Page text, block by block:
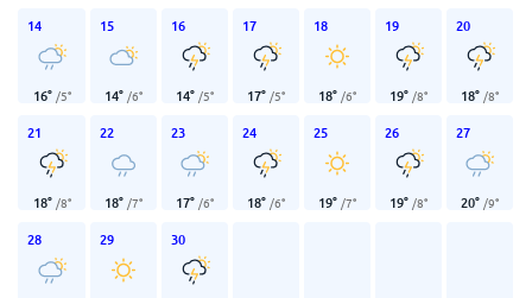
14
16° /5°
15
14° /6°
16
14° /5°
17
17° /5°
18
18° /6°
19
19° /8°
20
18° /8°
21
18° /8°
22
18° /7°
23
17° /6°
24
18° /6°
25
19° /7°
26
19° /8°
27
20° /9°
28 29 30